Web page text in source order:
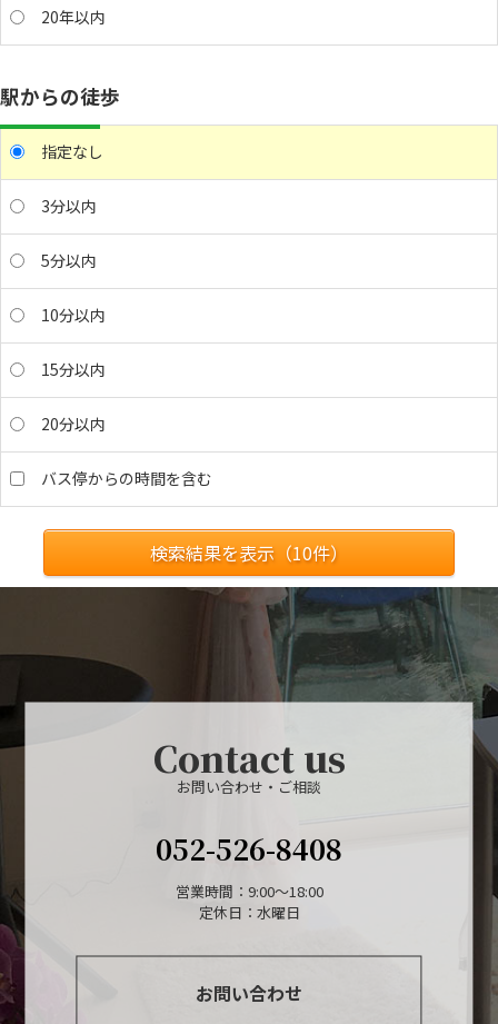
20年以内
駅からの徒歩
指定なし
3分以内
5分以内
10分以内
15分以内
20分以内
バス停からの時間を含む
検索結果を表示（10件）
Contact us
お問い合わせ・ご相談
052-526-8408
営業時間：9:00～18:00
定休日：水曜日
お問い合わせ